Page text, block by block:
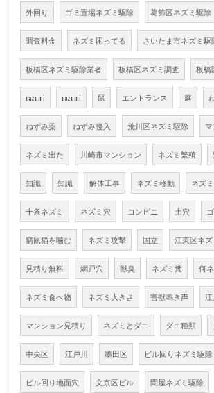
外回り ゴミ置場ネズミ駆除 葛飾区ネズミ駆除
調査料金 ネズミ困ってる さいたま市ネズミ駆
板橋区ネズミ駆除業者 板橋区ネズミ調査 板橋
nazumi nazumi 鼠 エントランス 庭
ねずみ薬 ねずみ侵入 荒川区ネズミ駆除
ネズミ出た 川崎市マンション ネズミ繁殖
知識 知識 解体工事 ネズミ移動 ネズ
十条ネズミ ネズミ穴 コンビニ 土穴
窮鼠猫を噛む ネズミ攻撃 国立 江東区ネ
見積り無料 網戸穴 獣臭 ネズミ糞 何
ネズミ食べ物 ネズミ大きさ 害獣鳴き声
マンション見積り ネズミとダニ ダニ種類
中央区 江戸川 墨田区 ビル回りネズミ駆除
ビル回り地面穴 文京区ビル 問屋ネズミ駆除